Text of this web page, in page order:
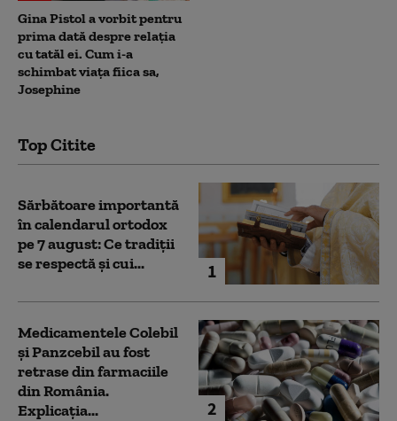
Gina Pistol a vorbit pentru
prima dată despre relația
cu tatăl ei. Cum i-a
schimbat viața fiica sa,
Josephine
Top Citite
1
Sărbătoare importantă
în calendarul ortodox
pe 7 august: Ce tradiții
se respectă și cui...
2
Medicamentele Colebil
și Panzcebil au fost
retrase din farmaciile
din România.
Explicația...